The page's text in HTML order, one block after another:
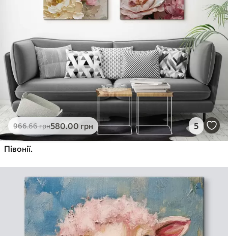
966.66грн580.00 грн 5
Півонії.